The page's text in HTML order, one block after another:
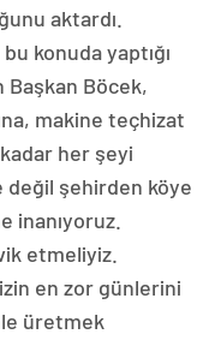
aktardı.
konuda yaptığı
Başkan Böcek,
makine teçhizat
her şeyi
değil şehirden köye
inanıyoruz.
etmeliyiz.
en zor günlerini
üretmek